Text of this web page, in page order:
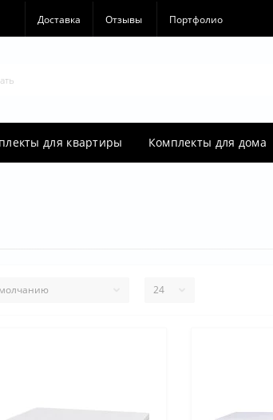
Доставка Отзывы Портфолио
для квартиры Комплекты для дома